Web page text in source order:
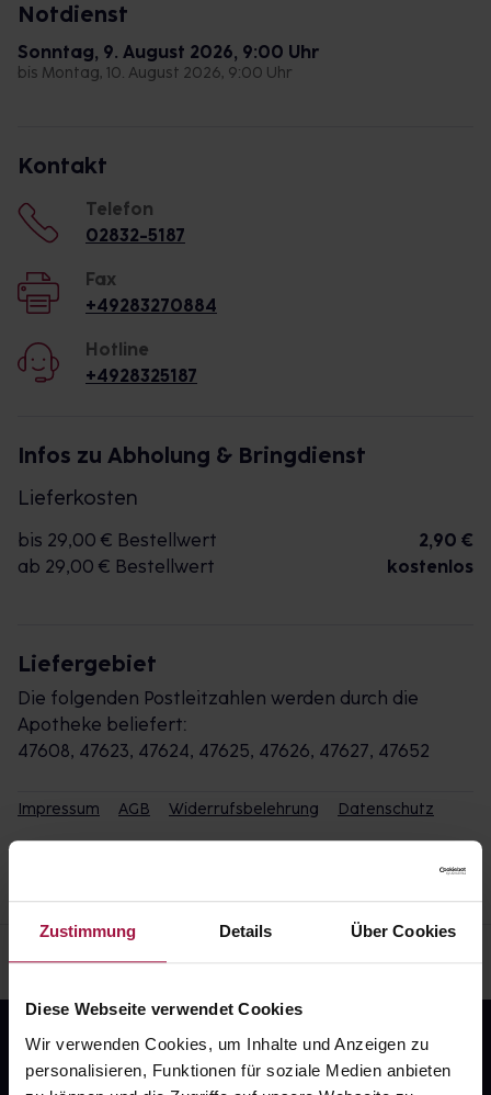
Zustimmung Details Über Cookies
Diese Webseite verwendet Cookies
Wir verwenden Cookies, um Inhalte und Anzeigen zu
personalisieren, Funktionen für soziale Medien anbieten
Notdienst
Sonntag, 9. August 2026, 9:00 Uhr
bis Montag, 10. August 2026, 9:00 Uhr
Kontakt
Telefon
02832-5187
Fax
+49283270884
Hotline
+4928325187
Infos zu Abholung & Bringdienst
Lieferkosten
bis 29,00 € Bestellwert
2,90 €
ab 29,00 € Bestellwert
kostenlos
Liefergebiet
Die folgenden Postleitzahlen werden durch die
Apotheke beliefert:
47608, 47623, 47624, 47625, 47626, 47627, 47652
Impressum AGB Widerrufsbelehrung Datenschutz